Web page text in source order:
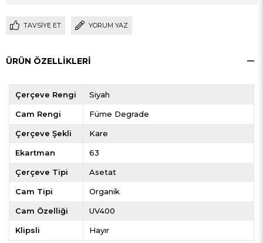
TAVSIYE ET YORUM YAZ
ÜRÜN ÖZELLIKLERI
Çerçeve Rengi Siyah
Cam Rengi Füme Degrade
Çerçeve Şekli Kare
Ekartman 63
Çerçeve Tipi Asetat
Cam Tipi Organik
Cam Özelliği UV400
Klipsli Hayır